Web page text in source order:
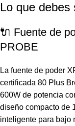
Lo que
🔌 Fuente de
PROBE
La fuente de poder
certificada 80 Plus
600W de potencia
diseño compacto de
inteligente para bajo